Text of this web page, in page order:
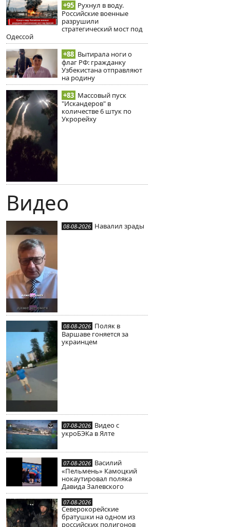
+95 Рухнул в воду.
Российские военные
разрушили
стратегический мост под
Одессой
+88 Вытирала ноги о
флаг РФ: гражданку
Узбекистана отправляют
на родину
+83 Массовый пуск
"Искандеров" в
количестве 6 штук по
Укрорейху
Видео
08-08-2026 Навалил зрады
08-08-2026 Поляк в
Варшаве гоняется за
украинцем
07-08-2026 Видео с
укроБЭКа в Ялте
07-08-2026 Василий
«Пельмень» Камоцкий
нокаутировал поляка
Давида Залевского
07-08-2026
Северокорейские
братушки на одном из
российских полигонов